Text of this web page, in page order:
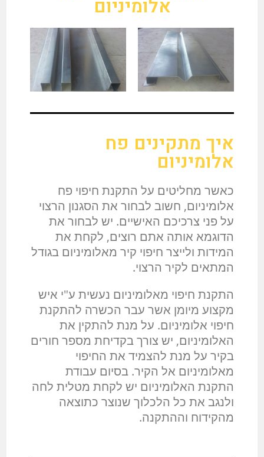
אלומיניום
איך מתקינים פח
אלומיניום
כאשר מחליטים על התקנת חיפוי פח
אלומיניום, חשוב לבחור את הסגנון הרצוי
על פני צרכיכם האישיים. יש לבחור את
הדוגמא אותה אתם רוצים, לקחת את
המידות ולייצר חיפוי קיר מאלומיניום בגודל
המתאים לקיר הרצוי.
התקנת חיפוי מאלומיניום נעשית ע"י איש
מקצוע מיומן אשר עבר הכשרה להתקנת
חיפוי אלומיניום. על מנת להתקין את
האלומיניום, יש צורך בקדיחת מספר חורים
בקיר על מנת להצמיד את החיפוי
מאלומיניום אל הקיר. בסיום עבודת
התקנת האלומיניום יש לקחת מטלית לחה
ולנגב את כל הלכלוך שנוצר כתוצאה
מהקידוח וההתקנה.